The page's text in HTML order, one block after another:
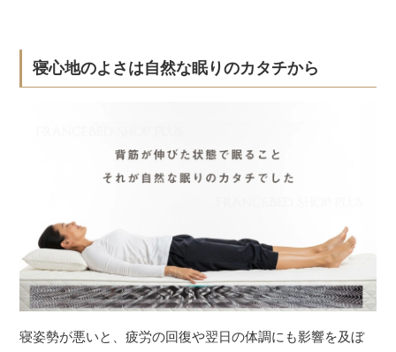
寝心地のよさは自然な眠りのカタチから
寝姿勢が悪いと、疲労の回復や翌日の体調にも影響を及ぼ